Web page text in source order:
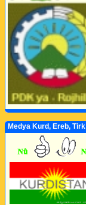
Medya Kurd, Ereb, Tirk